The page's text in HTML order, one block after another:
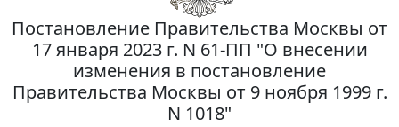
Постановление Правительства Москвы от
17 января 2023 г. N 61-ПП "О внесении
изменения в постановление
Правительства Москвы от 9 ноября 1999 г.
N 1018"